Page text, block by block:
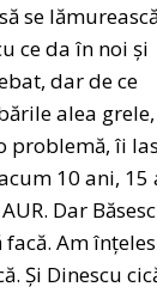
se
ce da în noi și
dar de ce
alea grele,
problemă, îi
10 ani, 15
Dar
Am înțeles
Și Dinescu